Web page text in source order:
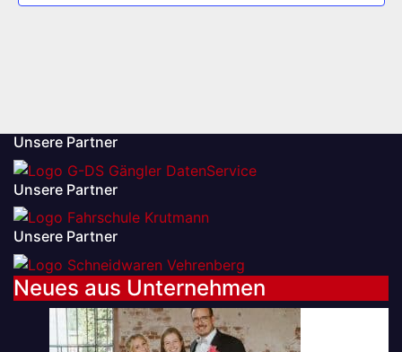
Unsere Partner
Unsere Partner
Unsere Partner
Neues aus Unternehmen